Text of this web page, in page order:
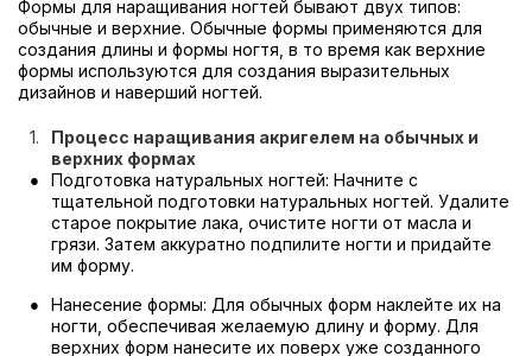
Формы для наращивания ногтей бывают двух типов:
обычные и верхние. Обычные формы применяются для
создания длины и формы ногтя, в то время как верхние
формы используются для создания выразительных
дизайнов и наверший ногтей.
Процесс наращивания акригелем на обычных и
верхних формах
Подготовка натуральных ногтей: Начните с
тщательной подготовки натуральных ногтей. Удалите
старое покрытие лака, очистите ногти от масла и
грязи. Затем аккуратно подпилите ногти и придайте
им форму.
Нанесение формы: Для обычных форм наклейте их на
ногти, обеспечивая желаемую длину и форму. Для
верхних форм нанесите их поверх уже созданного